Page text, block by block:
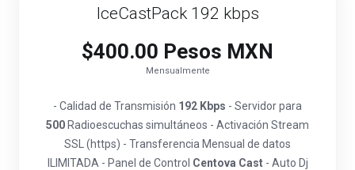
IceCastPack 192 kbps
$400.00 Pesos MXN
Mensualmente
- Calidad de Transmisión 192 Kbps - Servidor para
500 Radioescuchas simultáneos - Activación Stream
SSL (https) - Transferencia Mensual de datos
ILIMITADA - Panel de Control Centova Cast- Auto Dj